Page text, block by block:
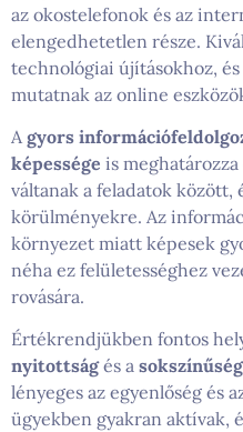
az okostelefonok és az
elengedhetetlen része.
technológiai újításokhoz,
mutatnak az online
A gyors
képessége is
váltanak a feladatok között,
körülményekre. Az
környezet miatt képesek
néha ez felületességhez
rovására.
Értékrendjükben fontos
nyitottságés a sokszínűség
lényeges az egyenlőség és
ügyekben gyakran aktívak,